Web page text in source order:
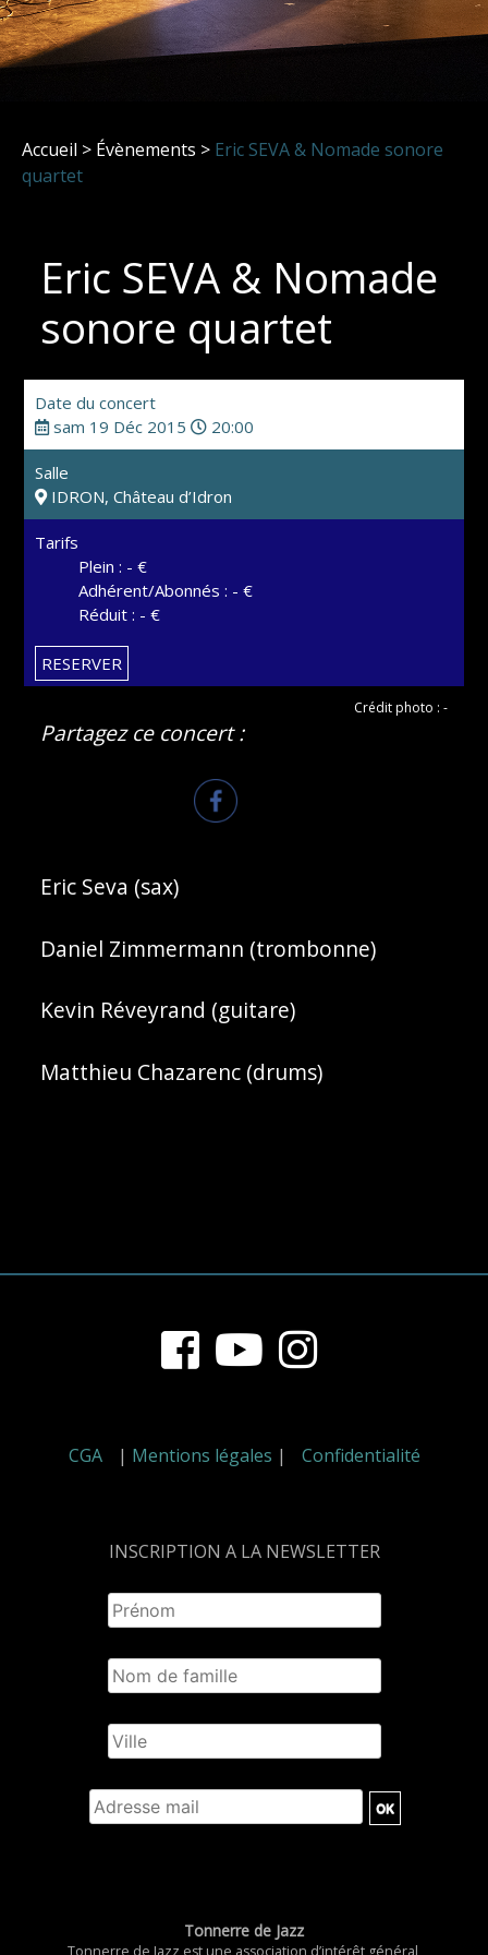
Accueil > Évènements > Eric SEVA & Nomade sonore
quartet
Eric SEVA & Nomade
sonore quartet
Date du concert
sam 19 Déc 2015
20:00
Salle
IDRON, Château d’Idron
Tarifs
Plein : - €
Adhérent/Abonnés : - €
Réduit : - €
RESERVER
Crédit photo : -
Partagez ce concert :
Eric Seva (sax)
Daniel Zimmermann (trombonne)
Kevin Réveyrand (guitare)
Matthieu Chazarenc (drums)
CGA | Mentions légales | Confidentialité
INSCRIPTION A LA NEWSLETTER
Tonnerre de Jazz
Tonnerre de Jazz est une association d’intérêt général,